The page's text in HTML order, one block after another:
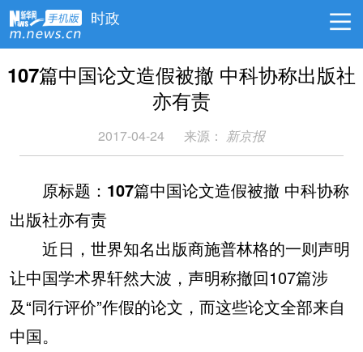
时政
107篇中国论文造假被撤 中科协称出版社
亦有责
2017-04-24 来源： 新京报
原标题：107篇中国论文造假被撤 中科协称
出版社亦有责
近日，世界知名出版商施普林格的一则声明
让中国学术界轩然大波，声明称撤回107篇涉
及“同行评价”作假的论文，而这些论文全部来自
中国。